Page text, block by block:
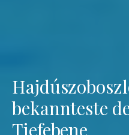
bekannteste
Tiefebene